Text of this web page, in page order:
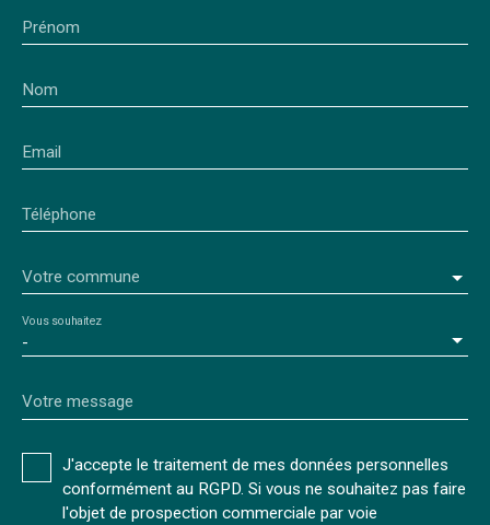
Prénom
Nom
Email
Téléphone
Votre commune
-
Vous souhaitez
Votre message
J'accepte le traitement de mes données personnelles
conformément au RGPD. Si vous ne souhaitez pas faire
l'objet de prospection commerciale par voie